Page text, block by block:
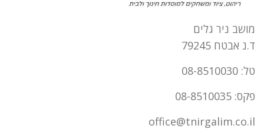
מושב ניר גלים
ד.נ אבטח 79245
טל: 08-8510030
פקס: 08-8510035
office@tnirgalim.co.il